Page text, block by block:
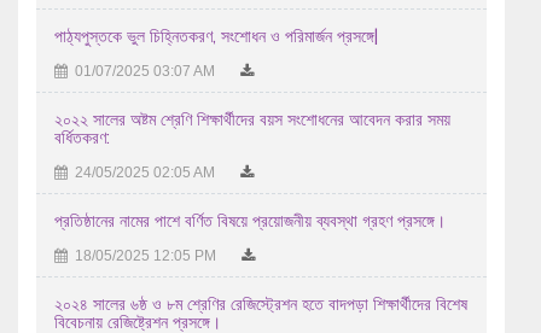
28/07/2026 12:07 PM
২০২৬ সালের এইচএসসি/সমমান পরীক্ষায় অংশগ্রহণ করতে ইচ্ছুক ...
27/07/2026 03:07 AM
24/07/2026 12:07 PM
Bangladesh leave
23/07/2026 10:07 AM
পাঠ্যপুস্তকে ভুল চিহ্নিতকরণ, সংশোধন ও পরিমার্জন প্রসঙ্গে|
01/07/2025 03:07 AM
২০২২ সালের অষ্টম শ্রেণি শিক্ষার্থীদের বয়স সংশোধনের আবেদন করার সময়
বর্ধিতকরণ:
24/05/2025 02:05 AM
প্রতিষ্ঠানের নামের পাশে বর্ণিত বিষয়ে প্রয়োজনীয় ব্যবস্থা গ্রহণ প্রসঙ্গে।
18/05/2025 12:05 PM
২০২৪ সালের ৬ষ্ঠ ও ৮ম শ্রেণির রেজিস্ট্রেশন হতে বাদপড়া শিক্ষার্থীদের বিশেষ
বিবেচনায় রেজিষ্ট্রেশন প্রসঙ্গে।